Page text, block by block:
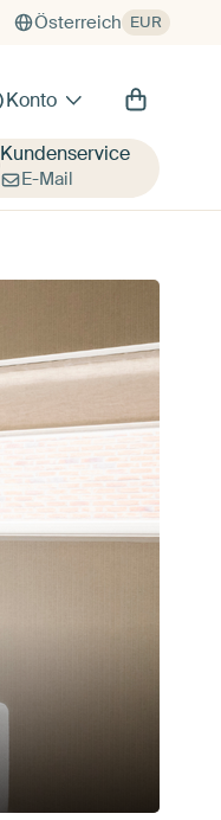
Österreich EUR
Konto
Kundenservice
E-Mail